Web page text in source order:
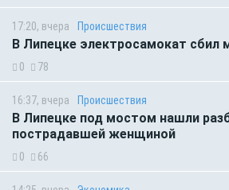
17:20, вчера Происшествия
В Липецке электросамокат сбил
0 78
16:37, вчера Происшествия
В Липецке под мостом нашли
пострадавшей женщиной
0 66